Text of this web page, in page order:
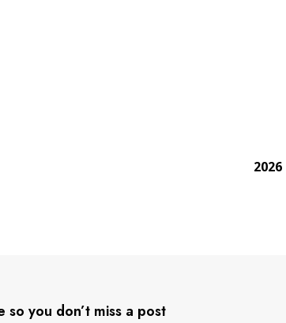
so you don’t miss a post